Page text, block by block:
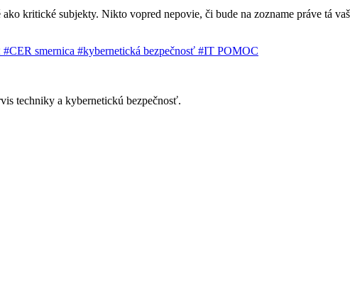
kritické subjekty. Nikto vopred nepovie, či bude na zozname práve tá
#CER smernica #kybernetická bezpečnosť #IT POMOC
techniky a kybernetickú bezpečnosť.